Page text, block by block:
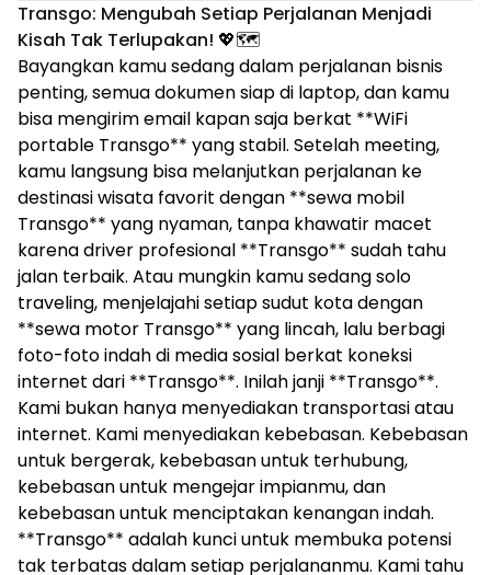
Transgo: Mengubah Setiap Perjalanan Menjadi
Kisah Tak Terlupakan! 💖🗺️
Bayangkan kamu sedang dalam perjalanan bisnis
penting, semua dokumen siap di laptop, dan kamu
bisa mengirim email kapan saja berkat **WiFi
portable Transgo** yang stabil. Setelah meeting,
kamu langsung bisa melanjutkan perjalanan ke
destinasi wisata favorit dengan **sewa mobil
Transgo** yang nyaman, tanpa khawatir macet
karena driver profesional **Transgo** sudah tahu
jalan terbaik. Atau mungkin kamu sedang solo
traveling, menjelajahi setiap sudut kota dengan
**sewa motor Transgo** yang lincah, lalu berbagi
foto-foto indah di media sosial berkat koneksi
internet dari **Transgo**. Inilah janji **Transgo**.
Kami bukan hanya menyediakan transportasi atau
internet. Kami menyediakan kebebasan. Kebebasan
untuk bergerak, kebebasan untuk terhubung,
kebebasan untuk mengejar impianmu, dan
kebebasan untuk menciptakan kenangan indah.
**Transgo** adalah kunci untuk membuka potensi
tak terbatas dalam setiap perjalananmu. Kami tahu